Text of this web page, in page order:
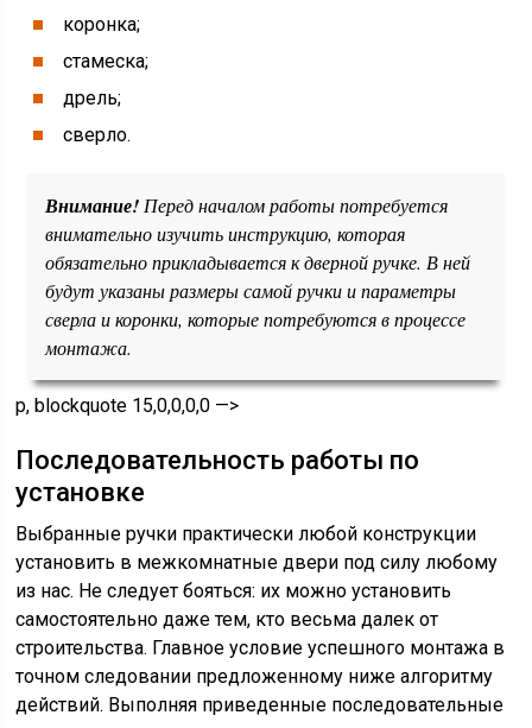
коронка;
стамеска;
дрель;
сверло.
Внимание! Перед началом работы потребуется
внимательно изучить инструкцию, которая
обязательно прикладывается к дверной ручке. В ней
будут указаны размеры самой ручки и параметры
сверла и коронки, которые потребуются в процессе
монтажа.
p, blockquote 15,0,0,0,0 —>
Последовательность работы по
установке
Выбранные ручки практически любой конструкции
установить в межкомнатные двери под силу любому
из нас. Не следует бояться: их можно установить
самостоятельно даже тем, кто весьма далек от
строительства. Главное условие успешного монтажа в
точном следовании предложенному ниже алгоритму
действий. Выполняя приведенные последовательные